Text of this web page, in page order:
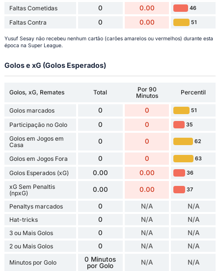
Faltas Cometidas 0 0.00 46
Faltas Contra 0 0.00 51
Yusuf Sesay não recebeu nenhum cartão (carões amarelos ou vermelhos) durante esta
época na Super League.
Golos e xG (Golos Esperados)
Golos, xG, Remates Total
Por 90
Minutos
Percentil
Golos marcados 0 0 51
Participação no Golo 0 0 35
Golos em Jogos em
Casa
0 0 62
Golos em Jogos Fora 0 0 63
Golos Esperados (xG) 0.00 0.00 36
xG Sem Penaltis
(npxG)
0.00 0.00 37
Penaltys marcados 0 N/A N/A
Hat-tricks 0 N/A N/A
3 ou Mais Golos 0 N/A N/A
2 ou Mais Golos 0 N/A N/A
Minutos por Golo
0 Minutos
por Golo
N/A N/A